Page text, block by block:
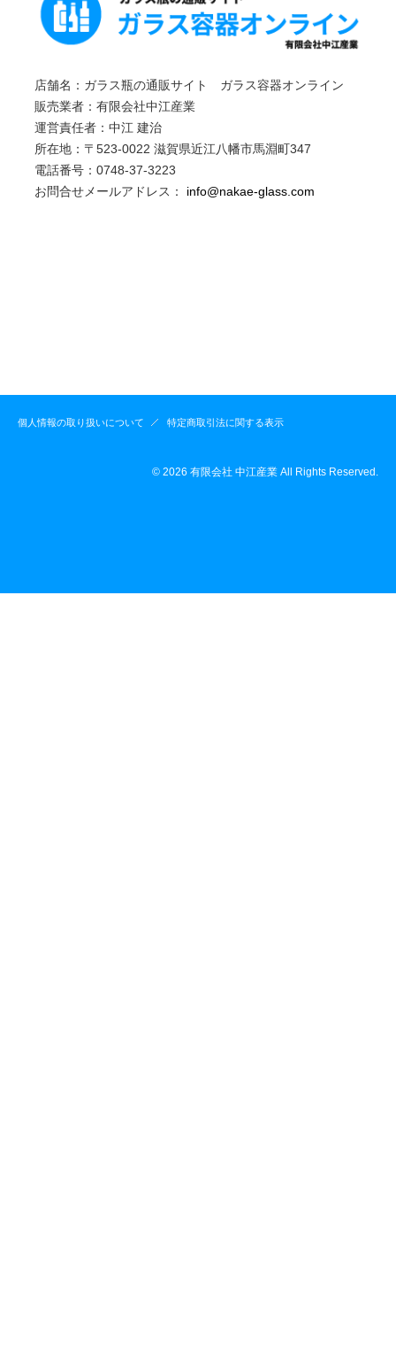
店舗名：ガラス瓶の通販サイト ガラス容器オンライン
販売業者：有限会社中江産業
運営責任者：中江 建治
所在地：〒523-0022 滋賀県近江八幡市馬淵町347
電話番号：0748-37-3223
お問合せメールアドレス： info@nakae-glass.com
個人情報の取り扱いについて 特定商取引法に関する表示
© 2026 有限会社 中江産業 All Rights Reserved.